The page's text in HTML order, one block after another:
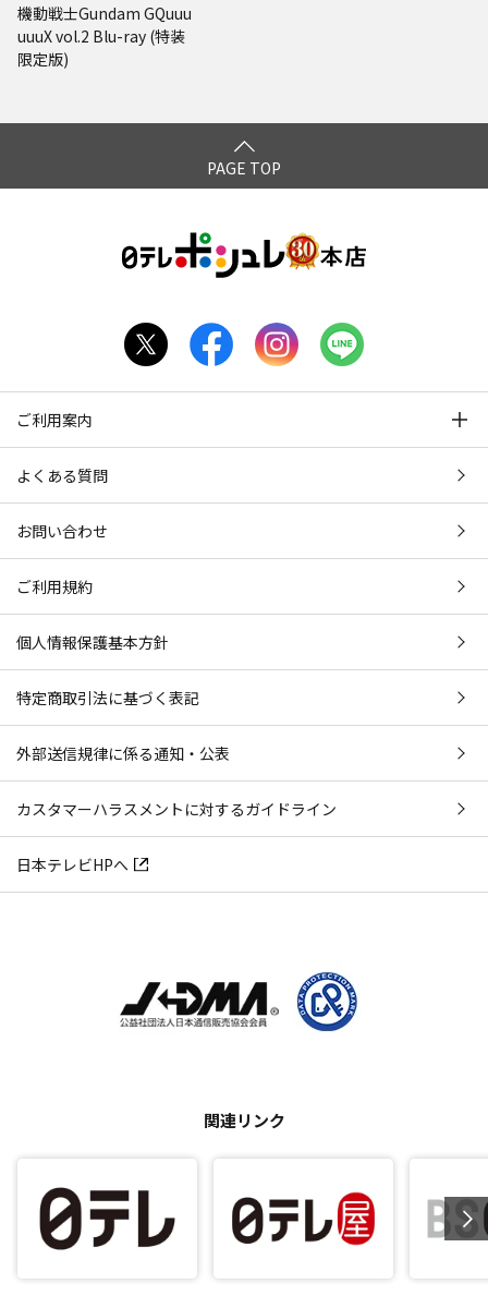
機動戦士Gundam GQuuu
uuuX vol.2 Blu-ray (特装
限定版)
PAGE TOP
ご利用案内
よくある質問
お問い合わせ
ご利用規約
個人情報保護基本方針
特定商取引法に基づく表記
外部送信規律に係る通知・公表
カスタマーハラスメントに対するガイドライン
日本テレビHPへ
関連リンク